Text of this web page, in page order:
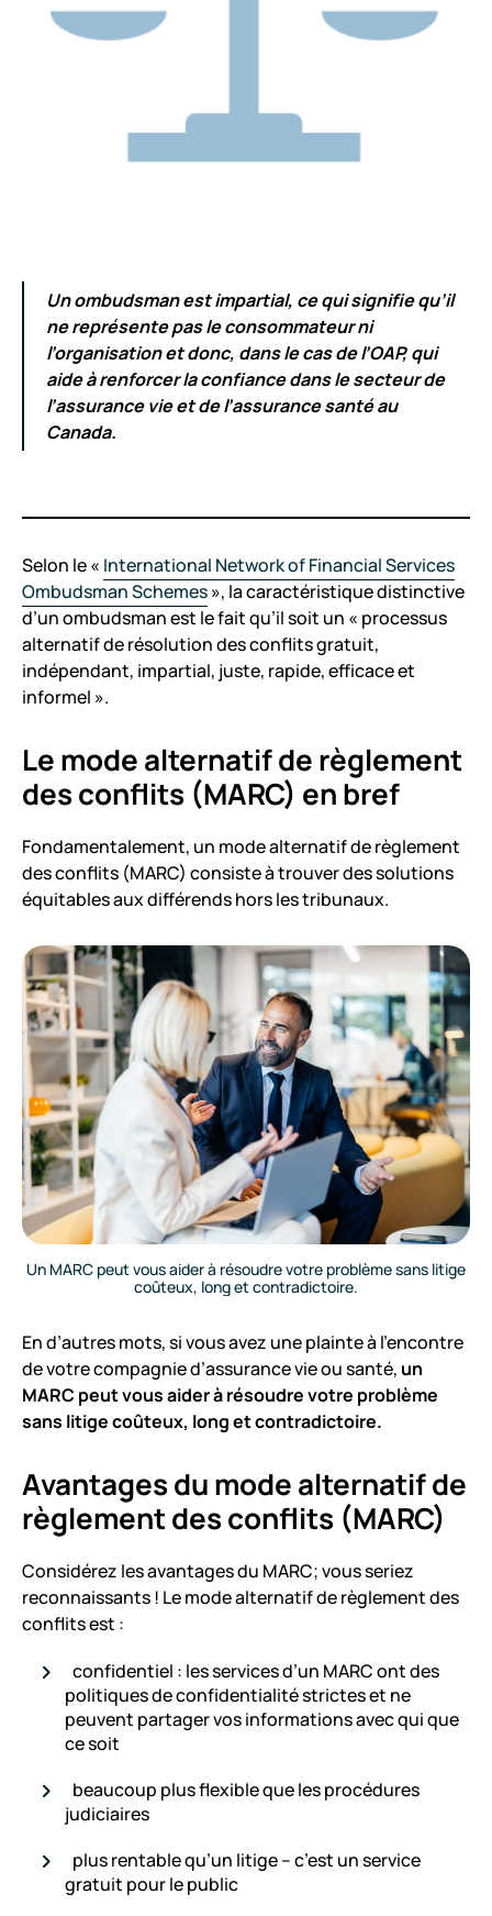
Un ombudsman est impartial, ce qui signifie qu’il
ne représente pas le consommateur ni
l’organisation et donc, dans le cas de l’OAP, qui
aide à renforcer la confiance dans le secteur de
l’assurance vie et de l’assurance santé au
Canada.
Selon le « International Network of Financial Services
Ombudsman Schemes», la caractéristique distinctive
d’un ombudsman est le fait qu’il soit un « processus
alternatif de résolution des conflits gratuit,
indépendant, impartial, juste, rapide, efficace et
informel ».
Le mode alternatif de règlement
des conflits (MARC) en bref
Fondamentalement, un mode alternatif de règlement
des conflits (MARC) consiste à trouver des solutions
équitables aux différends hors les tribunaux.
Un MARC peut vous aider à résoudre votre problème sans litige
coûteux, long et contradictoire.
En d’autres mots, si vous avez une plainte à l’encontre
de votre compagnie d’assurance vie ou santé, un
MARC peut vous aider à résoudre votre problème
sans litige coûteux, long et contradictoire.
Avantages du mode alternatif de
règlement des conflits (MARC)
Considérez les avantages du MARC; vous seriez
reconnaissants ! Le mode alternatif de règlement des
conflits est :
confidentiel : les services d’un MARC ont des
politiques de confidentialité strictes et ne
peuvent partager vos informations avec qui que
ce soit
beaucoup plus flexible que les procédures
judiciaires
plus rentable qu’un litige – c’est un service
gratuit pour le public